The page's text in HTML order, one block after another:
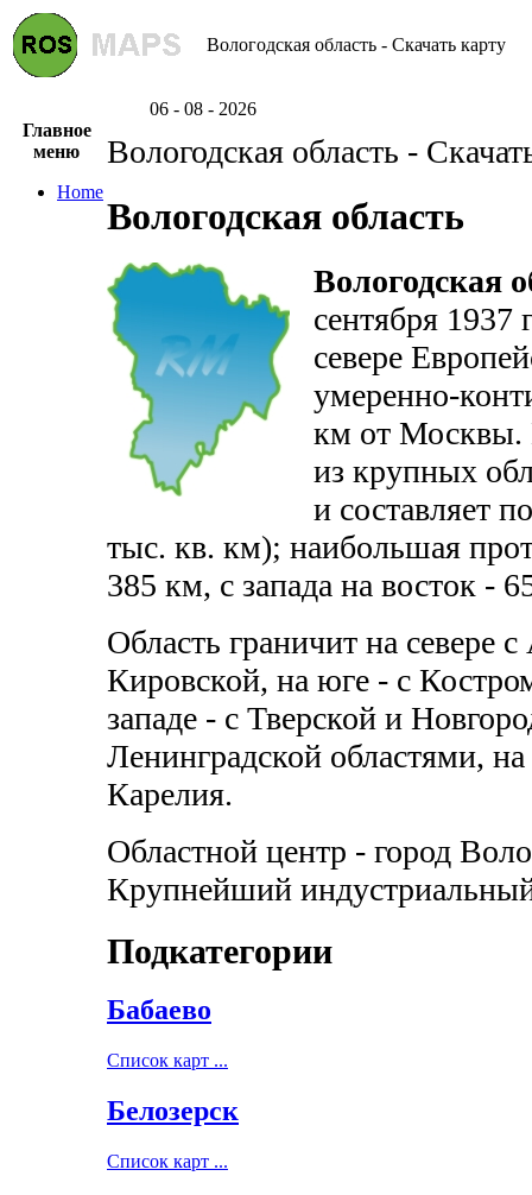
Вологодская область - Скачать карту
06 - 08 - 2026
Главное
меню
Home
Вологодская область -
Вологодская область
Вологодская
сентября 1937
севере
умеренно-
км от Москвы.
из крупных
и составляет
тыс. кв. км); наибольшая
385 км, с запада на восток -
Область граничит на севере
Кировской, на юге - с
западе - с Тверской и
Ленинградской областями,
Карелия.
Областной центр - город
Крупнейший
Подкатегории
Бабаево
Список карт ...
Белозерск
Список карт ...